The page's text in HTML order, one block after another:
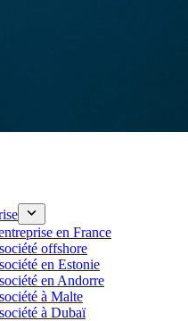
en France
offshore
en Estonie
en Andorre
à Malte
à Dubaï